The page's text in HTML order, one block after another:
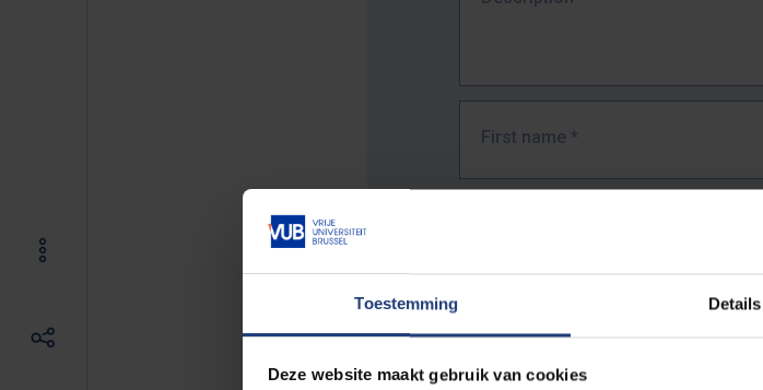
Toestemming Details
Deze website maakt gebruik van cookies
First name *